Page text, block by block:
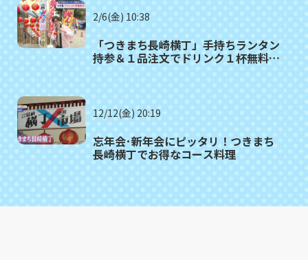
2/6(金) 10:38
「つきまち長崎横丁」手持ちランタン
持参＆１品注文でドリンク１杯無料サ
12/12(金) 20:19
忘年会･新年会にピッタリ！つきまち
長崎横丁でお得なコース料理